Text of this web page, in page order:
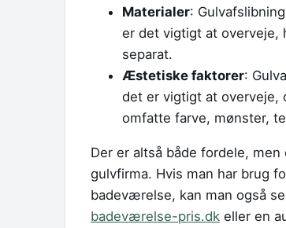
Materialer:
er det vigtigt at overveje,
separat.
Æstetiske faktorer:
det er vigtigt at overveje,
omfatte farve, mønster,
Der er altså både fordele,
gulvfirma. Hvis man har brug
badeværelse, kan man også
badeværelse-pris.dk eller en